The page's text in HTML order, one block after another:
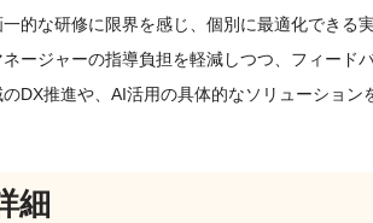
的な研修に限界を感じ、個別に最適化できる
ネージャーの指導負担を軽減しつつ、フィード
DX推進や、AI活用の具体的なソリューション
細